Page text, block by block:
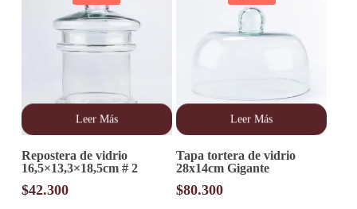
producto
Leer Más
Repostera de vidrio
16,5×13,3×18,5cm # 2
$42.300
Leer Más
Tapa tortera de vidrio
28x14cm Gigante
$80.300